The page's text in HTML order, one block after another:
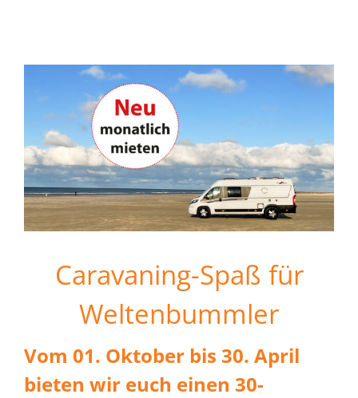
Caravaning-Spaß für
Weltenbummler
Vom 01. Oktober bis 30. April
bieten wir euch einen 30-